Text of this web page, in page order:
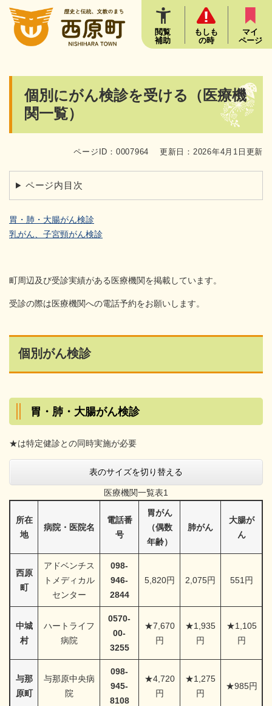
メニューを飛ばして本文へ
閲覧
補助
もしも
の時
マイ
ページ
個別にがん検診を受ける（医療機
関一覧）
ページID：0007964 更新日：2026年4月1日更新
ページ内目次
胃・肺・大腸がん検診
乳がん、子宮頸がん検診
町周辺及び受診実績がある医療機関を掲載しています。
受診の際は医療機関への電話予約をお願いします。
個別がん検診
胃・肺・大腸がん検診
★は特定健診との同時実施が必要
表のサイズを切り替える
医療機関一覧表1
所在
地
病院・医院名
電話番
号
胃がん
（偶数
年齢）
肺がん
大腸が
ん
西原
町
アドベンチス
トメディカル
センター
098-
946-
2844
5,820円 2,075円 551円
中城
村
ハートライフ
病院
0570-
00-
3255
★7,670
円
★1,935
円
★1,105
円
与那
原町
与那原中央病
院
098-
945-
8108
★4,720
円
★1,275
円
★985円